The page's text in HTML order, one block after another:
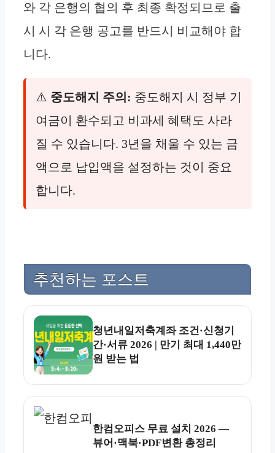
와 각 은행의 협의 후 최종 확정되므로 출
시 시 각 은행 공고를 반드시 비교해야 합
니다.
⚠️ 중도해지 주의: 중도해지 시 정부 기
여금이 환수되고 비과세 혜택도 사라
질 수 있습니다. 3년을 채울 수 있는 금
액으로 납입액을 설정하는 것이 중요
합니다.
추천하는 포스트
청년내일저축계좌 조건·신청기
간·서류 2026 | 만기 최대 1,440만
원 받는 법
한컴오피스 무료 설치 2026 —
뷰어·맥북·PDF변환 총정리